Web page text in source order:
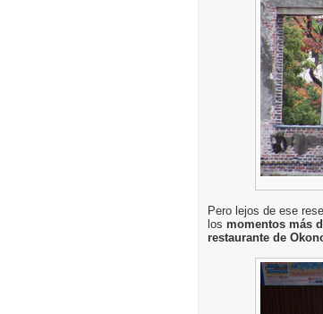
Pero lejos de ese
los momentos más
restaurante de